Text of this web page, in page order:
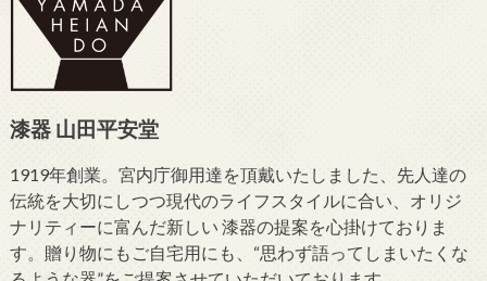
漆器 山田平安堂
1919年創業。宮内庁御用達を頂戴いたしました、先人達の
伝統を大切にしつつ現代のライフスタイルに合い、オリジ
ナリティーに富んだ新しい 漆器の提案を心掛けておりま
す。贈り物にもご自宅用にも、“思わず語ってしまいたくな